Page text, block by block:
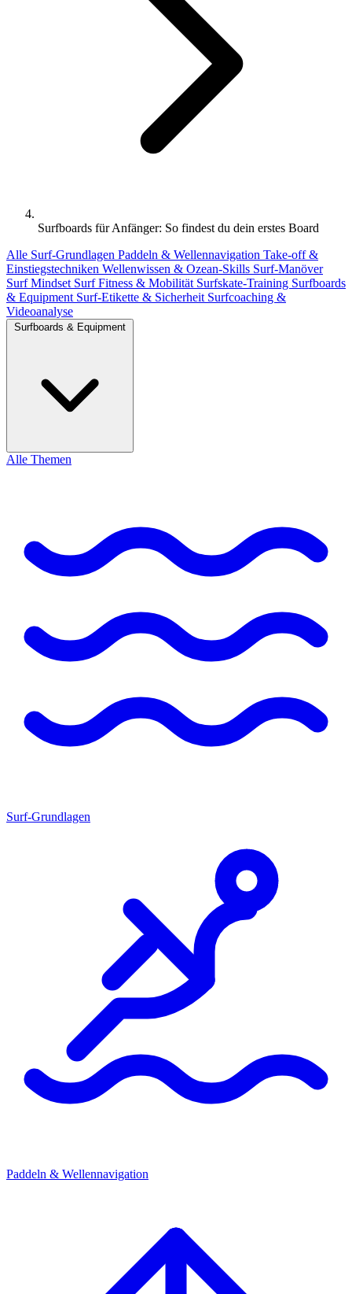
Surfboards für Anfänger: So findest du dein erstes Board
Alle Surf-Grundlagen Paddeln & Wellennavigation Take-off &
Einstiegstechniken Wellenwissen & Ozean-Skills Surf-Manöver
Surf Mindset Surf Fitness & Mobilität Surfskate-Training Surfboards
& Equipment Surf-Etikette & Sicherheit Surfcoaching &
Videoanalyse
Surfboards & Equipment
Alle Themen
Surf-Grundlagen
Paddeln & Wellennavigation